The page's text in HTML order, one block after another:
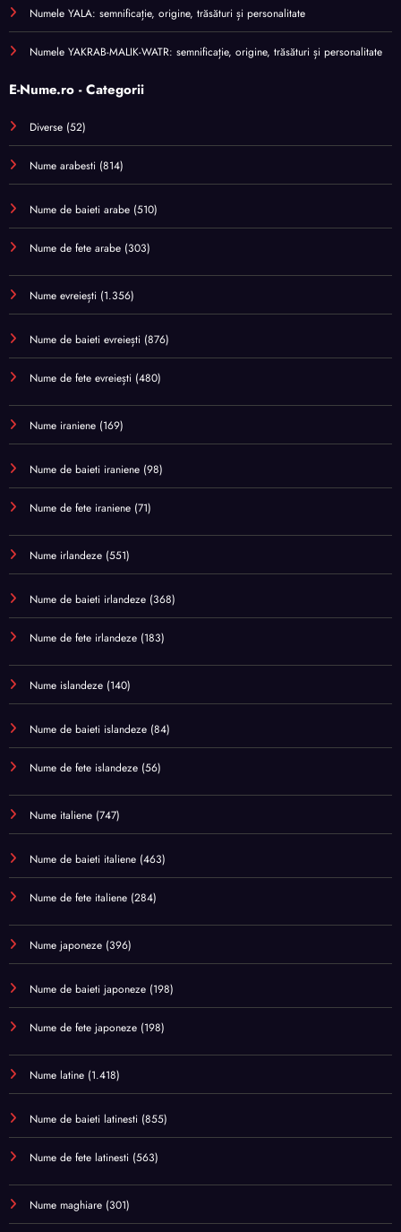
Numele YALA: semnificație, origine, trăsături și personalitate
Numele YAKRAB-MALIK-WATR: semnificație, origine, trăsături și personalitate
E-Nume.ro - Categorii
Diverse (52)
Nume arabesti (814)
Nume de baieti arabe (510)
Nume de fete arabe (303)
Nume evreiești (1.356)
Nume de baieti evreiești (876)
Nume de fete evreiești (480)
Nume iraniene (169)
Nume de baieti iraniene (98)
Nume de fete iraniene (71)
Nume irlandeze (551)
Nume de baieti irlandeze (368)
Nume de fete irlandeze (183)
Nume islandeze (140)
Nume de baieti islandeze (84)
Nume de fete islandeze (56)
Nume italiene (747)
Nume de baieti italiene (463)
Nume de fete italiene (284)
Nume japoneze (396)
Nume de baieti japoneze (198)
Nume de fete japoneze (198)
Nume latine (1.418)
Nume de baieti latinesti (855)
Nume de fete latinesti (563)
Nume maghiare (301)